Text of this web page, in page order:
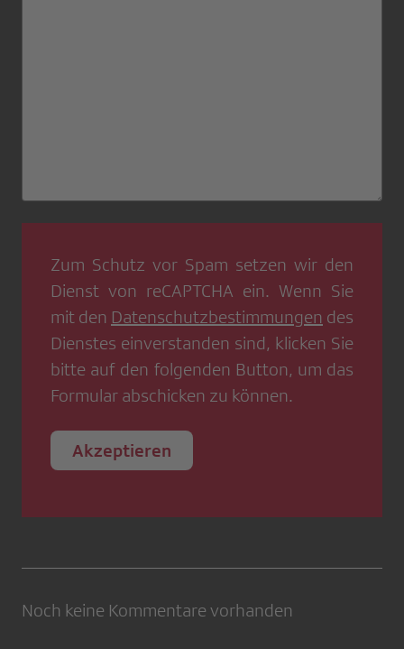
Zum Schutz vor Spam setzen wir den
Dienst von reCAPTCHA ein. Wenn Sie
mit den Datenschutzbestimmungen des
Dienstes einverstanden sind, klicken Sie
bitte auf den folgenden Button, um das
Formular abschicken zu können.
Akzeptieren
Noch keine Kommentare vorhanden